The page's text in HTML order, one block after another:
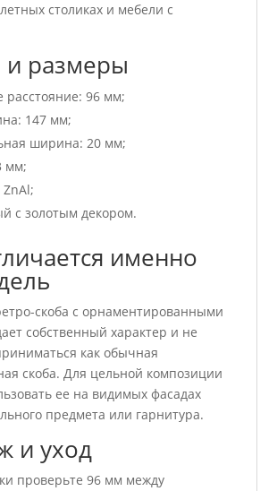
столиках и мебели с
размеры
расстояние: 96 мм;
147 мм;
ширина: 20 мм;
мм;
с золотым декором.
именно
скоба с орнаментированными
собственный характер и не
как обычная
скоба. Для цельной композиции
ее на видимых фасадах
предмета или гарнитура.
и уход
проверьте 96 мм между